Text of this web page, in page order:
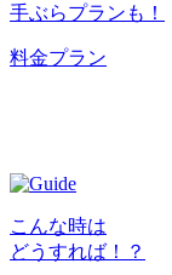
手ぶらプランも！
料金プラン
こんな時は
どうすれば！？